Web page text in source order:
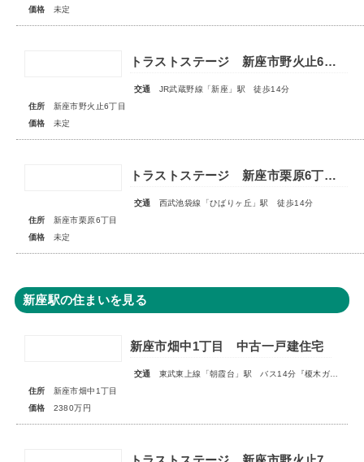
価格
未定
トラストステージ 新座市野火止6丁目41期 全19棟■販売予告■◆第4期 最終分譲 スマイルハウスプロジェクト特別仕様 全3棟◆
交通
JR武蔵野線「新座」駅 徒歩14分
住所
新座市野火止6丁目
価格
未定
トラストステージ 新座市栗原6丁目14期 全8区画 ◇販売予告◇
交通
西武池袋線「ひばりヶ丘」駅 徒歩14分
住所
新座市栗原6丁目
価格
未定
新座駅の住まいを見る
新座市畑中1丁目 中古一戸建住宅
交通
東武東上線「朝霞台」駅 バス14分『榎木ガード』停歩2分
住所
新座市畑中1丁目
価格
2380万円